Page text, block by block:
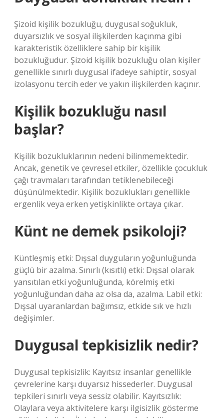
Şizoid kişilik bozukluğu, duygusal soğukluk,
duyarsızlık ve sosyal ilişkilerden kaçınma gibi
karakteristik özelliklere sahip bir kişilik
bozukluğudur. Şizoid kişilik bozukluğu olan kişiler
genellikle sınırlı duygusal ifadeye sahiptir, sosyal
izolasyonu tercih eder ve yakın ilişkilerden kaçınır.
Kişilik bozukluğu nasıl
başlar?
Kişilik bozukluklarının nedeni bilinmemektedir.
Ancak, genetik ve çevresel etkiler, özellikle çocukluk
çağı travmaları tarafından tetiklenebileceği
düşünülmektedir. Kişilik bozuklukları genellikle
ergenlik veya erken yetişkinlikte ortaya çıkar.
Künt ne demek psikoloji?
Küntleşmiş etki: Dışsal duyguların yoğunluğunda
güçlü bir azalma. Sınırlı (kısıtlı) etki: Dışsal olarak
yansıtılan etki yoğunluğunda, körelmiş etki
yoğunluğundan daha az olsa da, azalma. Labil etki:
Dışsal uyaranlardan bağımsız, etkide sık ve hızlı
değişimler.
Duygusal tepkisizlik nedir?
Duygusal tepkisizlik: Kayıtsız insanlar genellikle
çevrelerine karşı duyarsız hissederler. Duygusal
tepkileri sınırlı veya sessiz olabilir. Kayıtsızlık:
Olaylara veya aktivitelere karşı ilgisizlik gösterme